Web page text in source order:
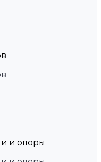
и опоры